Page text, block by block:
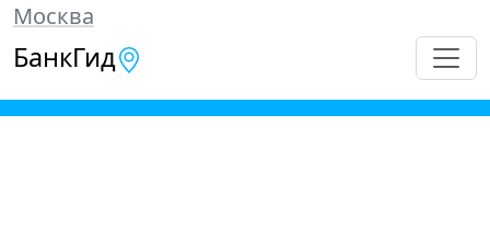
Москва
БанкГид